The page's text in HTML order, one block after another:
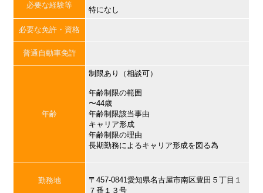
必要な経験等
特になし
必要な免許・資格
普通自動車免許
年齢
制限あり（相談可）
年齢制限の範囲
〜44歳
年齢制限該当事由
キャリア形成
年齢制限の理由
長期勤務によるキャリア形成を図る為
勤務地
〒457-0841愛知県名古屋市南区豊田５丁目１
７番１３号